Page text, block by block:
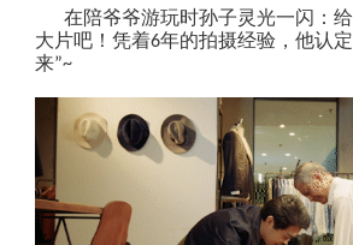
在陪爷爷游玩时孙子灵光一闪：
大片吧！凭着6年的拍摄经验，他认
来”~